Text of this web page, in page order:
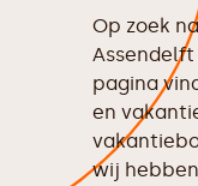
Op zoek
pagina
en
wij